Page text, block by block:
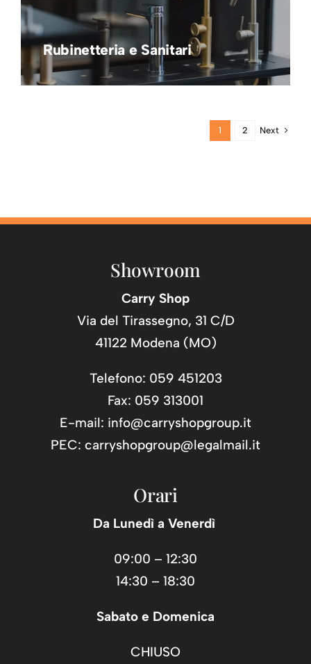
Rubinetteria e Sanitari
1 2 Next
Showroom
Carry Shop
Via del Tirassegno, 31 C/D
41122 Modena (MO)
Telefono: 059 451203
Fax: 059 313001
E-mail: info@carryshopgroup.it
PEC: carryshopgroup@legalmail.it
Orari
Da Lunedì a Venerdì
09:00 – 12:30
14:30 – 18:30
Sabato e Domenica
CHIUSO